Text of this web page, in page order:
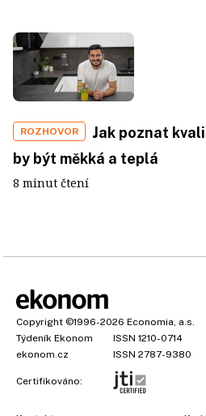
ROZHOVOR
Jak poznat
by být měkká a teplá
8 minut čtení
Copyright ©1996-2026 Economia, a.s.
Týdeník Ekonom
ISSN 1210-0714
ekonom.cz
ISSN 2787-9380
Certifikováno: